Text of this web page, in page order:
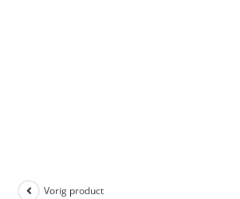
Vorig product